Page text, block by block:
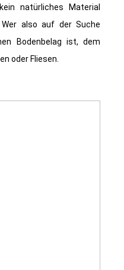
natürliches Material
also auf der Suche
Bodenbelag ist, dem
oder Fliesen.